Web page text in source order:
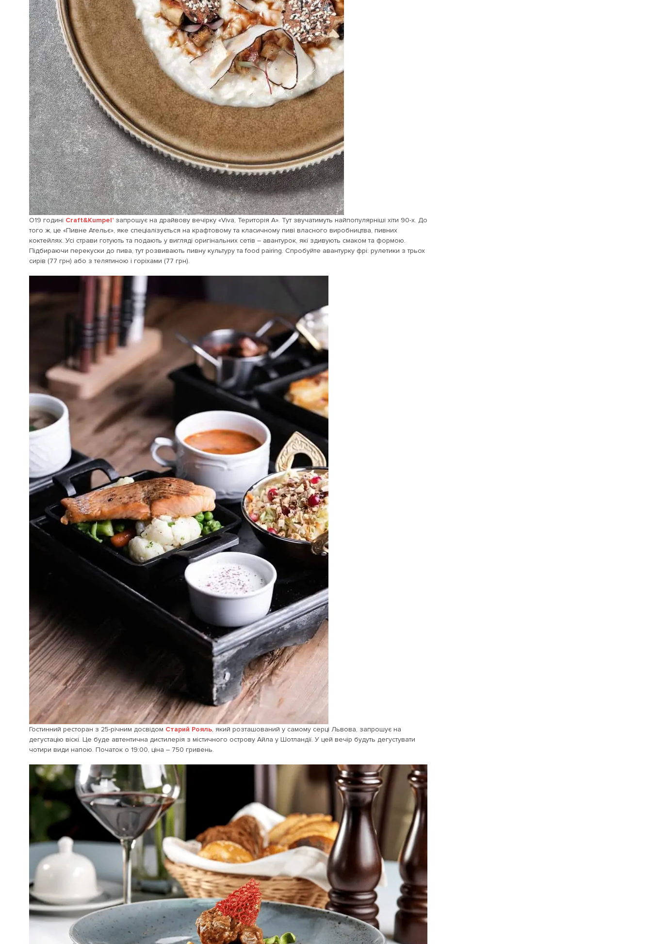
О19 годині Craft&Kumpel’ запрошує на драйвову вечірку «Viva, Територія А». Тут звучатимуть найпопулярніші хіти 90-х. До
того ж, це «Пивне Ательє», яке спеціалізується на крафтовому та класичному пиві власного виробництва, пивних
коктейлях. Усі страви готують та подають у вигляді оригінальних сетів – авантурок, які здивують смаком та формою.
Підбираючи перекуски до пива, тут розвивають пивну культуру та food pairing. Спробуйте авантурку фрі: рулетики з трьох
сирів (77 грн) або з телятиною і горіхами (77 грн).
Гостинний ресторан з 25-річним досвідом Старий Рояль, який розташований у самому серці Львова, запрошує на
дегустацію віскі. Це буде автентична дистилерія з містичного острову Айла у Шотландії. У цей вечір будуть дегустувати
чотири види напою. Початок о 19:00, ціна – 750 гривень.